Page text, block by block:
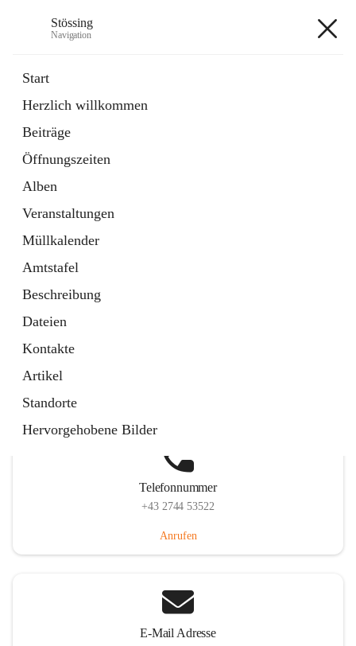
Stössing
Navigation
Start
Herzlich willkommen
Beiträge
Öffnungszeiten
Alben
Veranstaltungen
Müllkalender
Amtstafel
Beschreibung
Dateien
Kontakte
Artikel
Standorte
Hervorgehobene Bilder
Datei
in
Tab
Kindergarten
öffnet
in
neuem
Tab
Telefonnummer
+43 2744 53522
Anrufen
E-Mail Adresse